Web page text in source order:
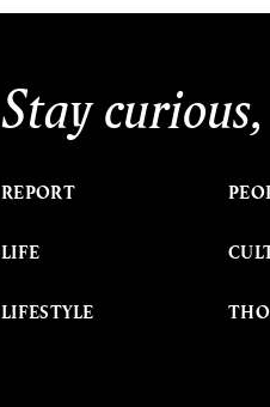
Stay
REPORT
LIFE
LIFESTYLE